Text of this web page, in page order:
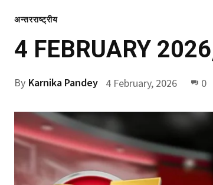
अन्तरराष्ट्रीय
4 FEBRUARY
By Karnika Pandey 4 February, 2026 0